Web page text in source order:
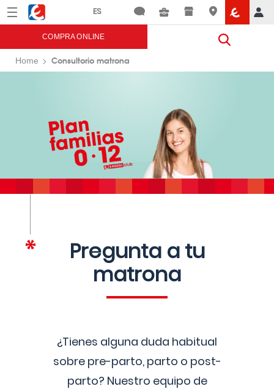
Menú Eroski
COMPRA ONLINE
Home Consultorio matrona
Pregunta a tu
matrona
¿Tienes alguna duda habitual
sobre pre-parto, parto o post-
parto? Nuestro equipo de